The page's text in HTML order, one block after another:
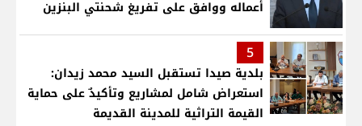
أعماله ووافق على تفريغ شحنتي البنزين
5
بلدية صيدا تستقبل السيد محمد زيدان:
استعراض شامل لمشاريع وتأكيدٌ على حماية
القيمة التراثية للمدينة القديمة